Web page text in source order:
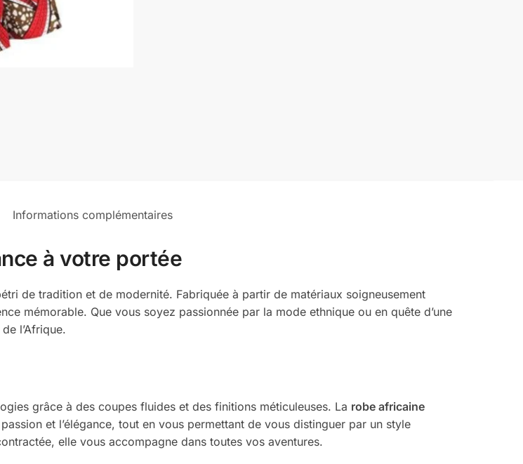
Informations complémentaires
à votre portée
de tradition et de modernité. Fabriquée à partir de matériaux soigneusement
mémorable. Que vous soyez passionnée par la mode ethnique ou en quête d’une
l’Afrique.
grâce à des coupes fluides et des finitions méticuleuses. La robe africaine
et l’élégance, tout en vous permettant de vous distinguer par un style
elle vous accompagne dans toutes vos aventures.